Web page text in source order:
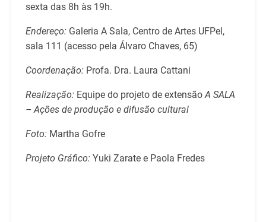
sexta das 8h às 19h.
Endereço:Galeria A Sala, Centro de Artes UFPel,
sala 111 (acesso pela Álvaro Chaves, 65)
Coordenação:Profa. Dra. Laura Cattani
Realização:Equipe do projeto de extensãoA SALA
– Ações de produção e difusão cultural
Foto:Martha Gofre
Projeto Gráfico:Yuki Zarate e Paola Fredes